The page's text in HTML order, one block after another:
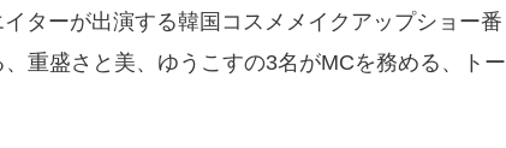
ターが出演する韓国コスメメイクアップショー番
重盛さと美、ゆうこすの3名がMCを務める、トー